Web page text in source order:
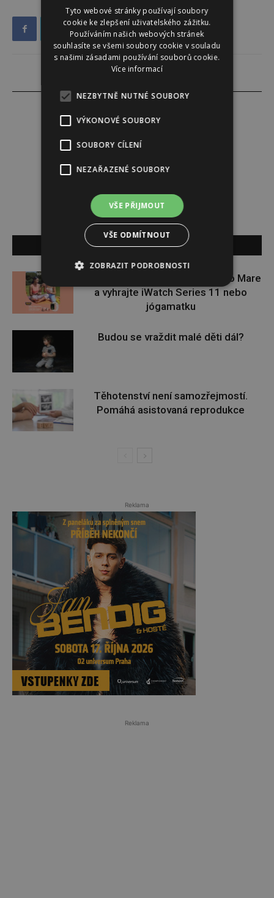
Redakce
Redakce magazínu Instinkt.
SOUVISEJÍCÍ ČLÁNKY
Zapojte se do letní soutěže s Rio Mare
a vyhrajte iWatch Series 11 nebo
jógamatku
Budou se vraždit malé děti dál?
Těhotenství není samozřejmostí.
Pomáhá asistovaná reprodukce
Reklama
Reklama
Tyto webové stránky používají soubory
cookie ke zlepšení uživatelského zážitku.
Používáním našich webových stránek
souhlasíte se všemi soubory cookie v souladu
s našimi zásadami používání souborů cookie.
Více informací
NEZBYTNĚ NUTNÉ SOUBORY
VÝKONOVÉ SOUBORY
SOUBORY CÍLENÍ
NEZAŘAZENÉ SOUBORY
VŠE PŘIJMOUT
VŠE ODMÍTNOUT
ZOBRAZIT PODROBNOSTI